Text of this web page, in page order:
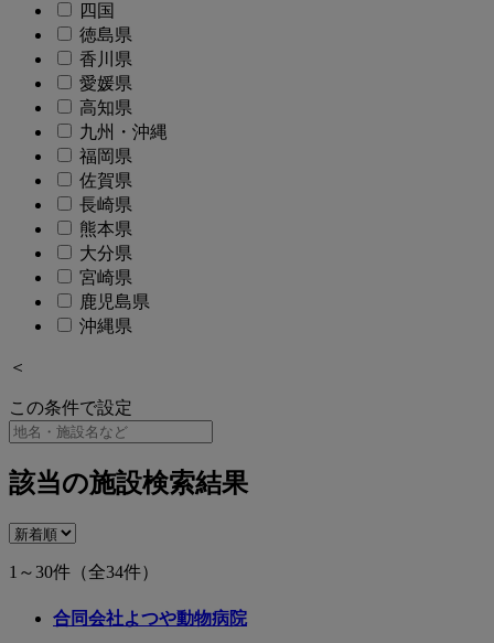
四国
徳島県
香川県
愛媛県
高知県
九州・沖縄
福岡県
佐賀県
長崎県
熊本県
大分県
宮崎県
鹿児島県
沖縄県
＜
この条件で設定
該当の施設検索結果
1～30件 （全34件）
合同会社よつや動物病院